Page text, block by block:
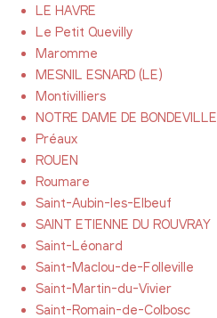
LE HAVRE
Le Petit Quevilly
Maromme
MESNIL ESNARD (LE)
Montivilliers
NOTRE DAME DE BONDEVILLE
Préaux
ROUEN
Roumare
Saint-Aubin-les-Elbeuf
SAINT ETIENNE DU ROUVRAY
Saint-Léonard
Saint-Maclou-de-Folleville
Saint-Martin-du-Vivier
Saint-Romain-de-Colbosc